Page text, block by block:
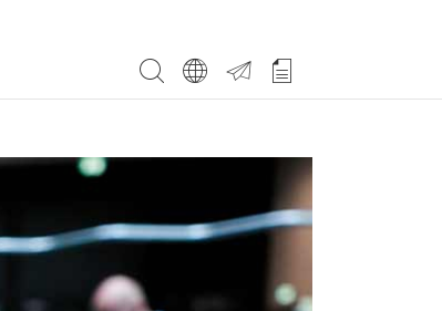
Menu secondaire